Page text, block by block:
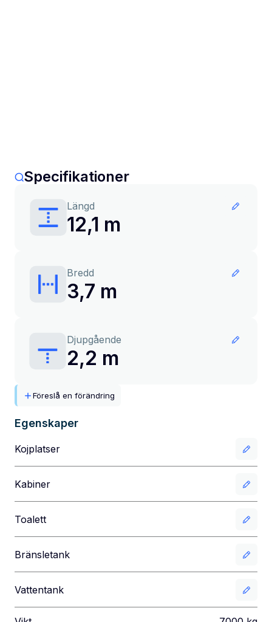
Specifikationer
Längd
12,1 m
Bredd
3,7 m
Djupgående
2,2 m
Föreslå en förändring
Egenskaper
Kojplatser
Kabiner
Toalett
Bränsletank
Vattentank